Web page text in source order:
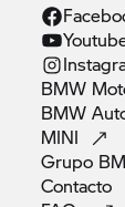
BMW
BMW
MINI
Grupo
Contacto